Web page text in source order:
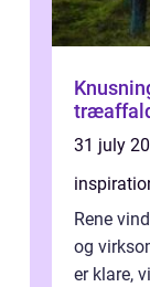
31 july
Rene
og
er klare,